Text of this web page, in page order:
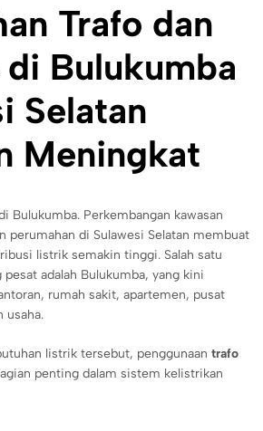
Trafo dan
Bulukumba
Selatan
Meningkat
Bulukumba. Perkembangan kawasan
perumahan di Sulawesi Selatan membuat
listrik semakin tinggi. Salah satu
adalah Bulukumba, yang kini
rumah sakit, apartemen, pusat
usaha.
listrik tersebut, penggunaan trafo
penting dalam sistem kelistrikan